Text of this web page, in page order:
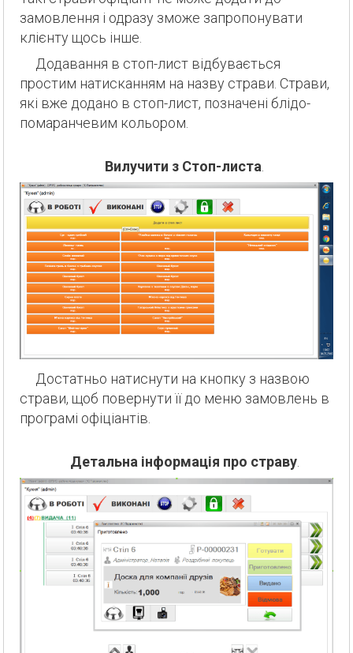
замовлення і одразу зможе запропонувати
клієнту щось інше.
Додавання в стоп-лист відбувається
простим натисканням на назву страви. Страви,
які вже додано в стоп-лист, позначені блідо-
помаранчевим кольором.
Вилучити з Стоп-листа
Достатньо натиснути на кнопку з назвою
страви, щоб повернути її до меню замовлень в
програмі офіціантів.
Детальна інформація про страву.